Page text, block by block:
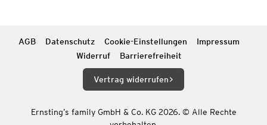
AGB Datenschutz Cookie-Einstellungen
Impressum
Widerruf
Barrierefreiheit
Vertrag widerrufen
Ernsting’s family GmbH & Co. KG 2026. © Alle Rechte